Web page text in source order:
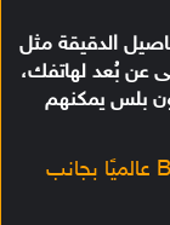
الدقيقة مثل
عن بُعد لهاتفك،
بلس يمكنهم
هونر تطرح سوارها Band 6 عالميًا بجانب